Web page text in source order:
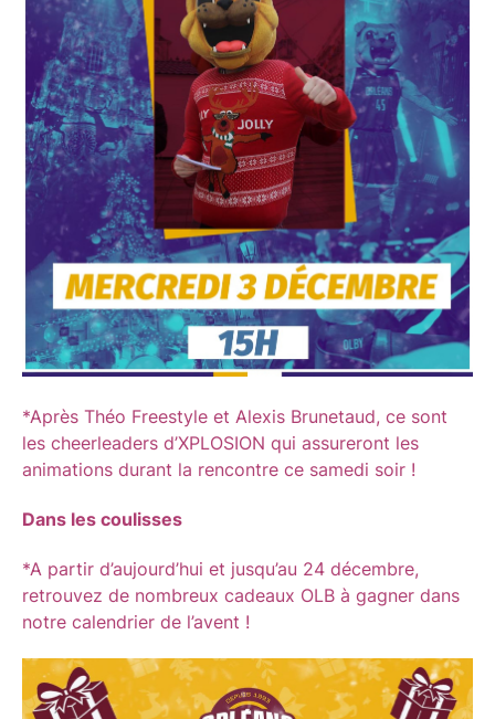
*Après Théo Freestyle et Alexis Brunetaud, ce sont
les cheerleaders d’XPLOSION qui assureront les
animations durant la rencontre ce samedi soir !
Dans les coulisses
*A partir d’aujourd’hui et jusqu’au 24 décembre,
retrouvez de nombreux cadeaux OLB à gagner dans
notre calendrier de l’avent !